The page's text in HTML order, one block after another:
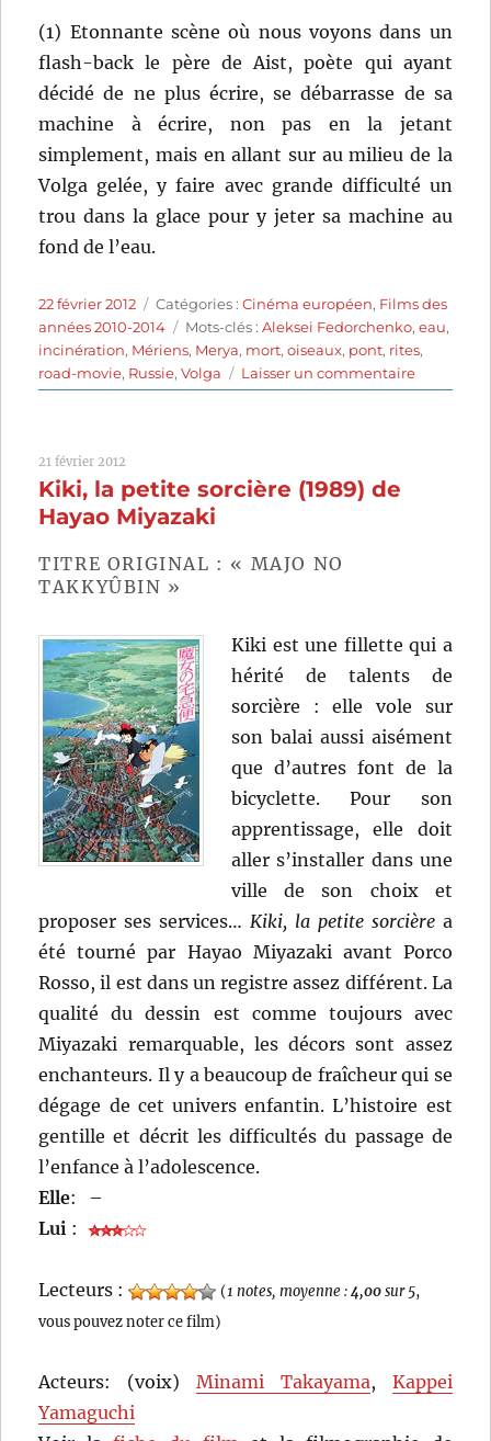
(1) Etonnante scène où nous voyons dans un
flash-back le père de Aist, poète qui ayant
décidé de ne plus écrire, se débarrasse de sa
machine à écrire, non pas en la jetant
simplement, mais en allant sur au milieu de la
Volga gelée, y faire avec grande difficulté un
trou dans la glace pour y jeter sa machine au
fond de l’eau.
Publié
le
22 février 2012 Catégories
Catégories :Cinéma européen, Films des
années 2010-2014
Étiquettes
Mots-clés :Aleksei Fedorchenko,eau,
incinération, Mériens, Merya, mort,oiseaux, pont, rites,
road-movie, Russie,Volga Laisser un commentairesur
Le
21 février 2012
Kiki, la petite sorcière (1989) de
Hayao Miyazaki
TITRE ORIGINAL : « MAJO NO
TAKKYÛBIN »
Kiki est une fillette qui a
hérité de talents de
sorcière : elle vole sur
son balai aussi aisément
que d’autres font de la
bicyclette. Pour son
apprentissage, elle doit
aller s’installer dans une
ville de son choix et
proposer ses services…Kiki, la petite sorcièrea
été tourné par Hayao Miyazaki avant Porco
Rosso, il est dans un registre assez différent. La
qualité du dessin est comme toujours avec
Miyazaki remarquable, les décors sont assez
enchanteurs. Il y a beaucoup de fraîcheur qui se
dégage de cet univers enfantin. L’histoire est
gentille et décrit les difficultés du passage de
l’enfance à l’adolescence.
Elle:
–
Lui :
Lecteurs : (1 notes, moyenne :4,00sur 5,
vous pouvez noter ce film)
Acteurs: (voix) Minami Takayama, Kappei
Yamaguchi